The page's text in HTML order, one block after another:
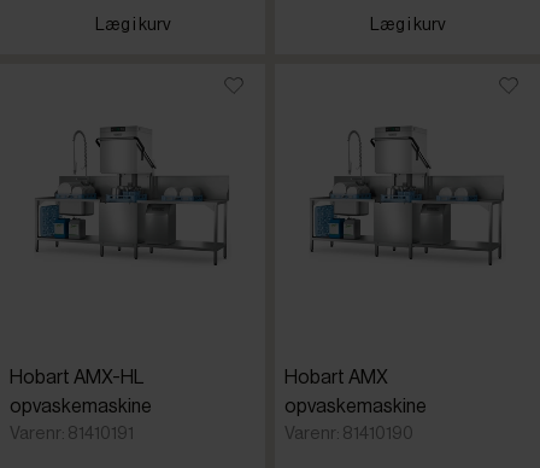
Læg i kurv
Læg i kurv
Hobart AMX-HL
opvaskemaskine
Varenr: 81410191
Hobart AMX
opvaskemaskine
Varenr: 81410190